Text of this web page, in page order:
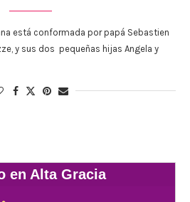
está conformada por papá Sebastien
y sus dos pequeñas hijas Angela y
en Alta Gracia